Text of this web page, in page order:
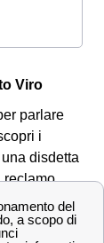
Viro
parlare
i
disdetta
reclamo.
a